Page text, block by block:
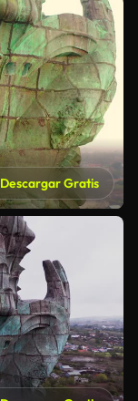
Descargar Gratis